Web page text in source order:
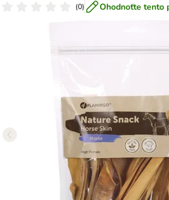
(0) Ohodnoťte tento